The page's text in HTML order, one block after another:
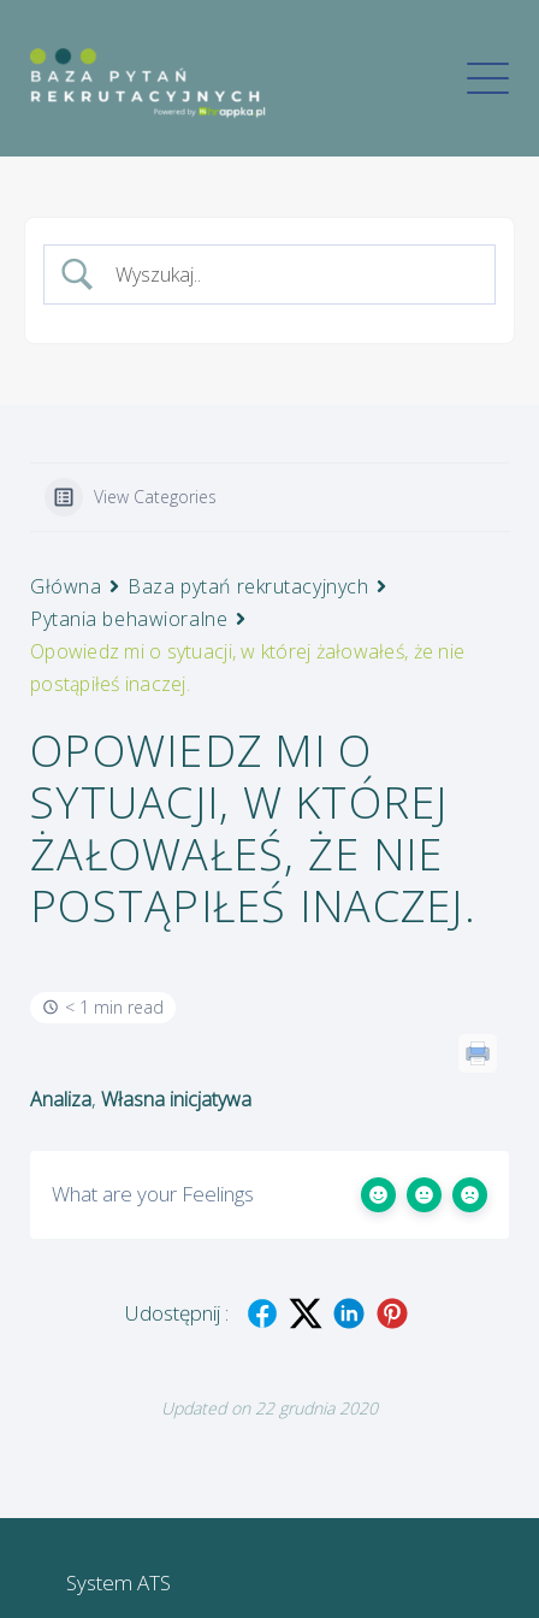
View Categories
Główna
Baza pytań rekrutacyjnych
Pytania behawioralne
Opowiedz mi o sytuacji, w której żałowałeś, że nie
postąpiłeś inaczej.
OPOWIEDZ MI O
SYTUACJI, W KTÓREJ
ŻAŁOWAŁEŚ, ŻE NIE
POSTĄPIŁEŚ INACZEJ.
< 1 min read
Analiza, Własna inicjatywa
What are your Feelings
Udostępnij :
Updated on 22 grudnia 2020
System ATS